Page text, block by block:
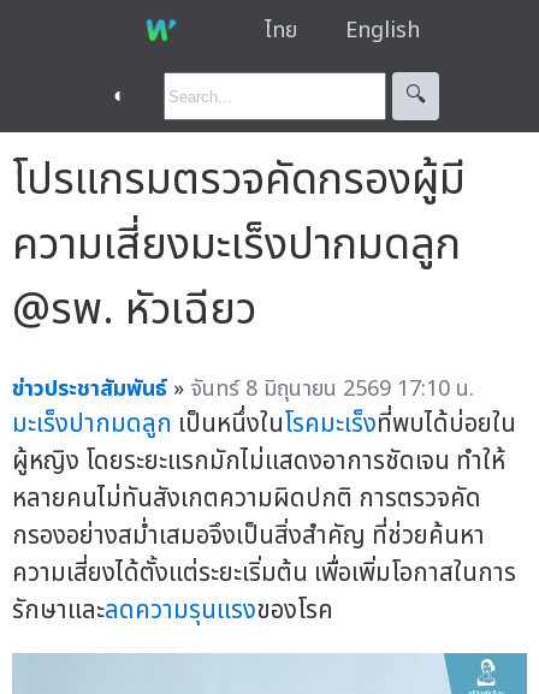
ไทย English
◐ 🔍︎
โปรแกรมตรวจคัดกรองผู้มี
ความเสี่ยงมะเร็งปากมดลูก
@รพ. หัวเฉียว
ข่าวประชาสัมพันธ์ » จันทร์ 8 มิถุนายน 2569 17:10 น.
มะเร็งปากมดลูก เป็นหนึ่งในโรคมะเร็งที่พบได้บ่อยใน
ผู้หญิง โดยระยะแรกมักไม่แสดงอาการชัดเจน ทำให้
หลายคนไม่ทันสังเกตความผิดปกติ การตรวจคัด
กรองอย่างสม่ำเสมอจึงเป็นสิ่งสำคัญ ที่ช่วยค้นหา
ความเสี่ยงได้ตั้งแต่ระยะเริ่มต้น เพื่อเพิ่มโอกาสในการ
รักษาและลดความรุนแรงของโรค